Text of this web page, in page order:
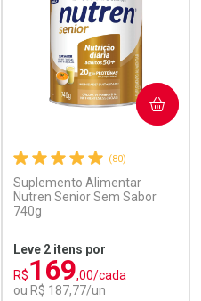
(80)
Suplemento Alimentar
Nutren Senior Sem Sabor
740g
Leve 2 itens por
R$169,00/cada
ou R$ 187,77/un
COMPRAR